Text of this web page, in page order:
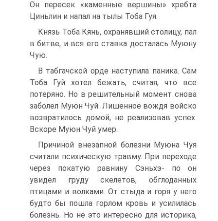
Он пересек «камен­ные вершины» хребта
Циньлин и напал на тылы Тоба Гуя.
Князь Тоба Кянь, охранявший столицу, пал
в битве, и вся его ставка досталась Муюну
Чую.
В табгачской орде наступила паника. Сам
Тоба Гуй хотел бежать, считая, что все
потеряно. Но в решительный момент снова
заболел Муюн Чуй. Лишенное вождя войско
возврати­лось домой, не реализовав успех.
Вскоре Муюн Чуй умер.
Причиной внезапной болезни Муюна Чуя
считали психи­ческую травму. При переходе
через покатую равнину Сэньхэ- по он
увидел груду скелетов, обглоданных
птицами и волка­ми. От стыда и горя у него
будто бы пошла горлом кровь и усилилась
болезнь. Но не это интересно для историка,